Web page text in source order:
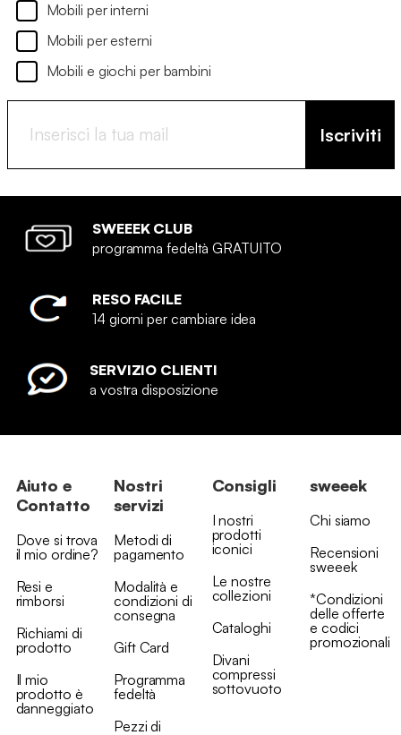
Mobili per interni
Mobili per esterni
Mobili e giochi per bambini
Iscriviti
SWEEEK CLUB
programma fedeltà GRATUITO
RESO FACILE
14 giorni per cambiare idea
SERVIZIO CLIENTI
a vostra disposizione
Aiuto e
Contatto
Dove si trova
il mio ordine?
Resi e
rimborsi
Richiami di
prodotto
Il mio
prodotto è
danneggiato
Nostri
servizi
Metodi di
pagamento
Modalità e
condizioni di
consegna
Gift Card
Programma
fedeltà
Pezzi di
Consigli
I nostri
prodotti
iconici
Le nostre
collezioni
Cataloghi
Divani
compressi
sottovuoto
sweeek
Chi siamo
Recensioni
sweeek
*Condizioni
delle offerte
e codici
promozionali